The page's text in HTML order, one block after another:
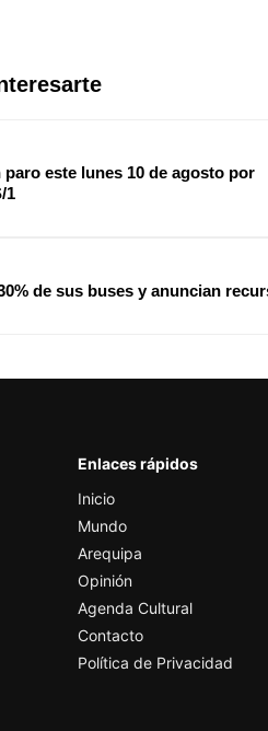
este lunes 10 de agosto por
1
de sus buses y anuncian
Enlaces rápidos
Inicio
Mundo
Arequipa
Opinión
Agenda Cultural
Contacto
Política de Privacidad